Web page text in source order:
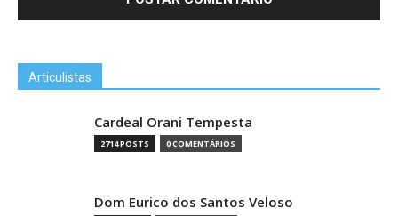
Articulistas
Cardeal Orani Tempesta
2714 POSTS 0 COMENTÁRIOS
Dom Eurico dos Santos Veloso